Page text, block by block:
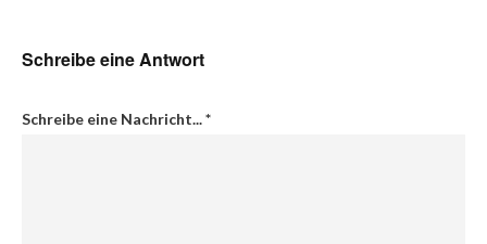
Schreibe eine Antwort
Schreibe eine Nachricht...*